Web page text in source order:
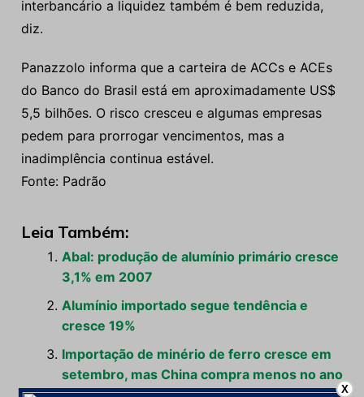
interbancário a liquidez também é bem reduzida,
diz.
Panazzolo informa que a carteira de ACCs e ACEs
do Banco do Brasil está em aproximadamente US$
5,5 bilhões. O risco cresceu e algumas empresas
pedem para prorrogar vencimentos, mas a
inadimplência continua estável.
Fonte: Padrão
Leia Também:
Abal: produção de alumínio primário cresce
3,1% em 2007
Alumínio importado segue tendência e
cresce 19%
Importação de minério de ferro cresce em
setembro, mas China compra menos no ano
X